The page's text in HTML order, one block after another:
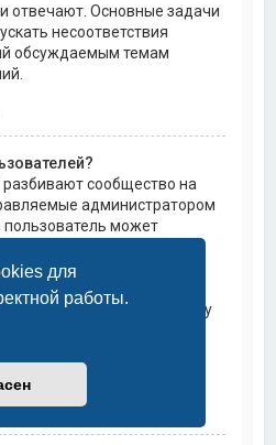
для
работы.
отвечают. Основные задачи
несоответствия
обсуждаемым темам
сообщество на
администратором
может
права
администраторам
одновременно большому
например, изменение
к приватным форумам.